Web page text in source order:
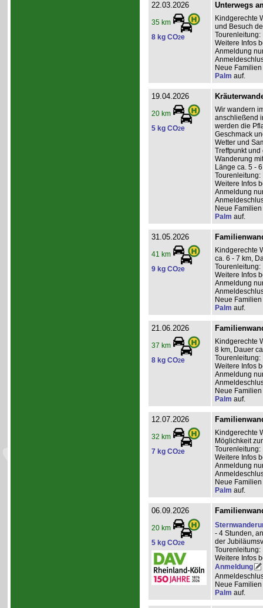
22.03.2026
35 km
8 kg CO2e
Unterwegs
Kindgerechte
und Besuch
Tourenleitung:
Weitere Infos
Anmeldung
Neue
Palm auf.
19.04.2026
20 km
5 kg CO2e
Wir wandern
anschließend
werden die
Geschmack
Wetter und
Treffpunkt
Wanderung
Länge ca. 5 -
Tourenleitung:
Weitere Infos
Anmeldung
Neue
Palm auf.
31.05.2026
41 km
9 kg CO2e
Kindgerechte
ca. 6 - 7 km,
Tourenleitung:
Weitere Infos
Anmeldung
Neue
Palm auf.
21.06.2026
37 km
8 kg CO2e
Kindgerechte
8 km, Dauer
Tourenleitung:
Weitere Infos
Anmeldung
Neue
Palm auf.
12.07.2026
32 km
7 kg CO2e
Kindgerechte
Möglichkeit
Tourenleitung:
Weitere Infos
Anmeldung
Neue
Palm auf.
06.09.2026
20 km
5 kg CO2e
- 4 Stunden,
der
Tourenleitung:
Weitere Infos
Anmeldung
Neue
Palm auf.